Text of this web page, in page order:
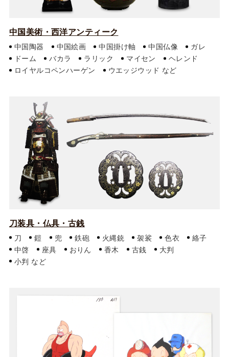
中国美術・西洋アンティーク
中国陶器 中国絵画 中国掛け軸 中国仏像
ガレ
ドーム
バカラ ラリック マイセン
ヘレンド
ロイヤルコペンハーゲン
ウエッジウッド
刀装具・仏具・古銭
刀 鎧 兜 鉄砲 火縄銃 袈裟 色衣
絡子
中啓
座具 おりん 香木 古銭
大判
小判